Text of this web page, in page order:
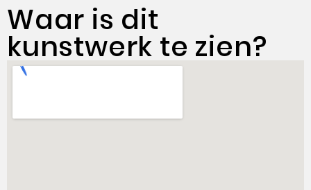
Waar is dit
kunstwerk te zien?